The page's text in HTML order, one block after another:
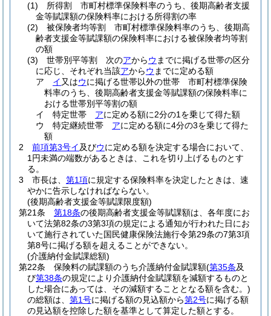
(1)
所得割 市町村標準保険料率のうち、後期高齢者支援
金等賦課額の保険料率における所得割の率
(2)
被保険者均等割 市町村標準保険料率のうち、後期高
齢者支援金等賦課額の保険料率における被保険者均等割
の額
(3)
世帯別平等割 次のアからウ までに掲げる世帯の区分
に応じ、それぞれ当該アからウ までに定める額
ア
イ 又はウに掲げる世帯以外の世帯 市町村標準保険
料率のうち、後期高齢者支援金等賦課額の保険料率に
おける世帯別平等割の額
イ
特定世帯 アに定める額に2分の1を乗じて得た額
ウ
特定継続世帯 アに定める額に4分の3を乗じて得た
額
2
前項第3号イ及びウに定める額を決定する場合において、
1円未満の端数があるときは、これを切り上げるものとす
る。
3
市長は、 第1項に規定する保険料率を決定したときは、速
やかに告示しなければならない。
(後期高齢者支援金等賦課限度額)
第21条
第18条の後期高齢者支援金等賦課額は、各年度にお
いて法第82条の3第3項の規定による通知が行われた日にお
いて施行されていた国民健康保険法施行令第29条の7第3項
第8号に掲げる額を超えることができない。
(介護納付金賦課総額)
第22条
保険料の賦課額のうち介護納付金賦課額(第35条及
び第38条の規定により介護納付金賦課額を減額するものと
した場合にあっては、その減額することとなる額を含む。)
の総額は、 第1号に掲げる額の見込額から第2号に掲げる額
の見込額を控除した額を基準として算定した額とする。